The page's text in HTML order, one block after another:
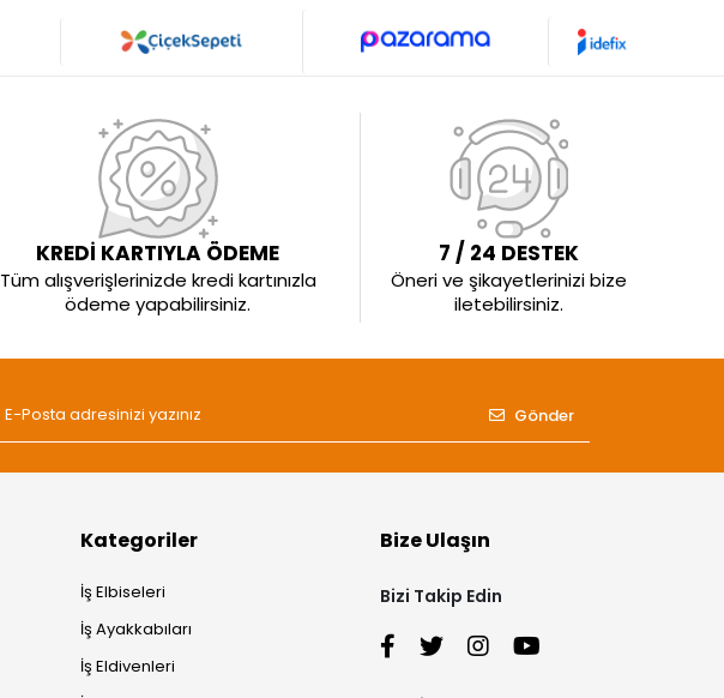
KREDİ KARTIYLA ÖDEME
Tüm alışverişlerinizde kredi kartınızla
ödeme yapabilirsiniz.
7 / 24 DESTEK
Öneri ve şikayetlerinizi bize
iletebilirsiniz.
Gönder
Kategoriler
İş Elbiseleri
İş Ayakkabıları
İş Eldivenleri
Bize Ulaşın
Bizi Takip Edin